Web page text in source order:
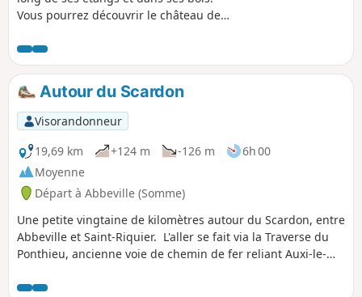
Vous pourrez découvrir le château de
rivière, la Vimeuse.
Autour du Scardon
Visorandonneur
19,69 km
+124 m -126 m
6h 00
Moyenne
Départ à Abbeville (Somme)
Une petite vingtaine de kilomètres autour du Scardon, entre
Abbeville et Saint-Riquier. L'aller se fait via la Traverse du
Ponthieu, ancienne voie de chemin de fer reliant Auxi-le-
la vallée.